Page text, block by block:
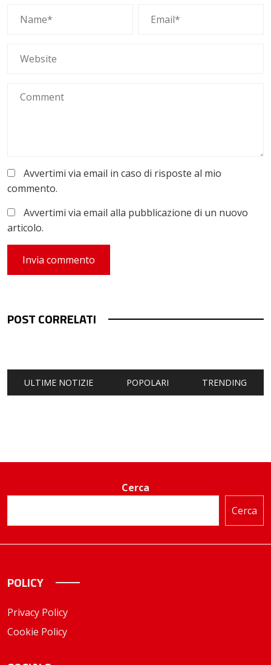
Avvertimi via email in caso di risposte al mio
commento.
Avvertimi via email alla pubblicazione di un nuovo
articolo.
POST CORRELATI
ULTIME NOTIZIE POPOLARI TRENDING
Cerca
Cerca
POLICY
Privacy Policy
Cookie Policy